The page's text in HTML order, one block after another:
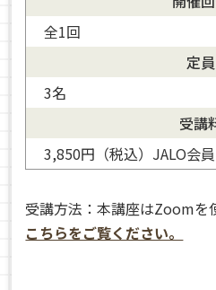
全1回
定員
3名
受講
3,850円（税込）JALO会
受講方法：本講座はZoomを
こちらをご覧ください。